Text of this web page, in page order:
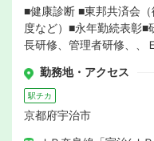
■健康診断 ■東邦共済会
度など）■永年勤続表彰■
長研修、管理者研修、、
勤務地・アクセス
駅チカ
京都府宇治市